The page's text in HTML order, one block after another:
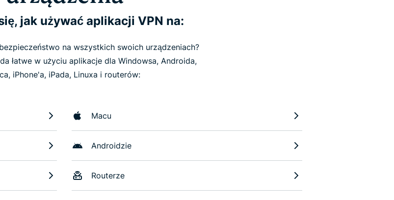
jak używać aplikacji VPN na:
na wszystkich swoich urządzeniach?
łatwe w użyciu aplikacje dla Windowsa, Androida,
iPhone'a, iPada, Linuxa i routerów:
Macu
Androidzie
Routerze